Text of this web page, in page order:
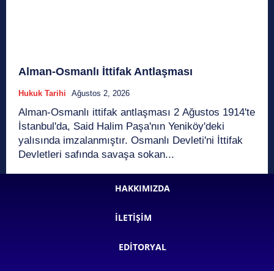
Alman-Osmanlı İttifak Antlaşması
Hukuk Tarihi Ağustos 2, 2026
Alman-Osmanlı ittifak antlaşması 2 Ağustos 1914'te
İstanbul'da, Said Halim Paşa'nın Yeniköy'deki
yalısında imzalanmıştır. Osmanlı Devleti'ni İttifak
Devletleri safında savaşa sokan...
HAKKIMIZDA
İLETIŞIM
EDITORYAL